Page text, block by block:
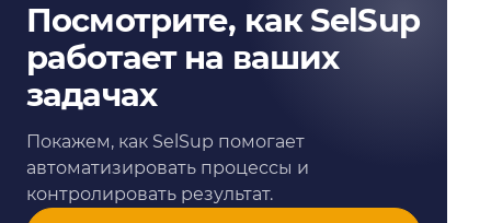
Посмотрите, как SelSup
работает на ваших
задачах
Покажем, как SelSup помогает
автоматизировать процессы и
контролировать результат.